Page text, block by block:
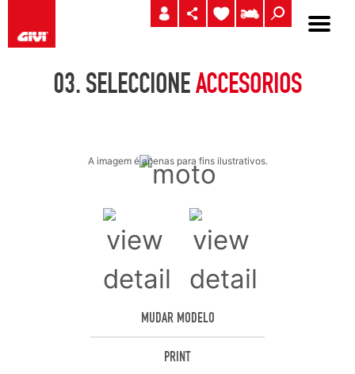
03.SELECCIONEACCESORIOS
A imagem é apenas para fins ilustrativos.
MUDAR MODELO
PRINT